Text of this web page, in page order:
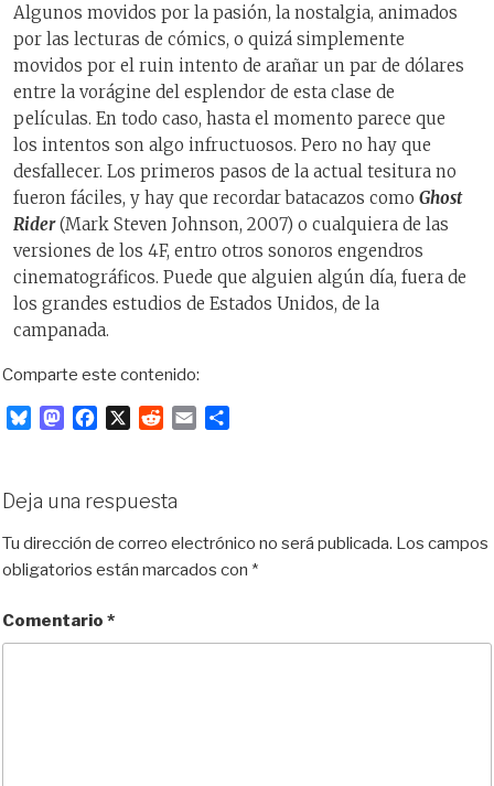
Algunos movidos por la pasión, la nostalgia, animados
por las lecturas de cómics, o quizá simplemente
movidos por el ruin intento de arañar un par de dólares
entre la vorágine del esplendor de esta clase de
películas. En todo caso, hasta el momento parece que
los intentos son algo infructuosos. Pero no hay que
desfallecer. Los primeros pasos de la actual tesitura no
fueron fáciles, y hay que recordar batacazos como Ghost
Rider(Mark Steven Johnson, 2007) o cualquiera de las
versiones de los 4F, entro otros sonoros engendros
cinematográficos. Puede que alguien algún día, fuera de
los grandes estudios de Estados Unidos, de la
campanada.
Comparte este contenido:
s
k
y
M
o
d
o
b
o
o
X
d
i
t
r
t
Deja una respuesta
Tu dirección de correo electrónico no será publicada. Los campos
obligatorios están marcados con *
Comentario *